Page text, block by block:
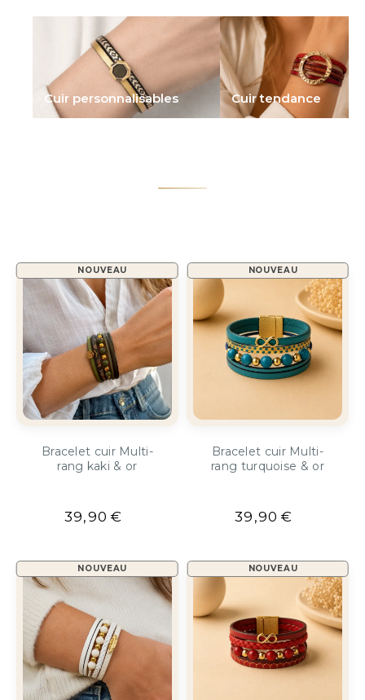
Cuir personnalisables Cuir tendance
NOUVEAU
Bracelet cuir Multi-
rang kaki & or
39,90 €
NOUVEAU
Bracelet cuir Multi-
rang turquoise & or
39,90 €
NOUVEAU NOUVEAU